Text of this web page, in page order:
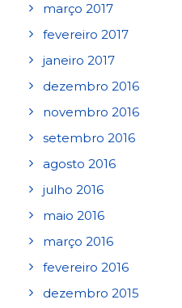
março 2017
fevereiro 2017
janeiro 2017
dezembro 2016
novembro 2016
setembro 2016
agosto 2016
julho 2016
maio 2016
março 2016
fevereiro 2016
dezembro 2015